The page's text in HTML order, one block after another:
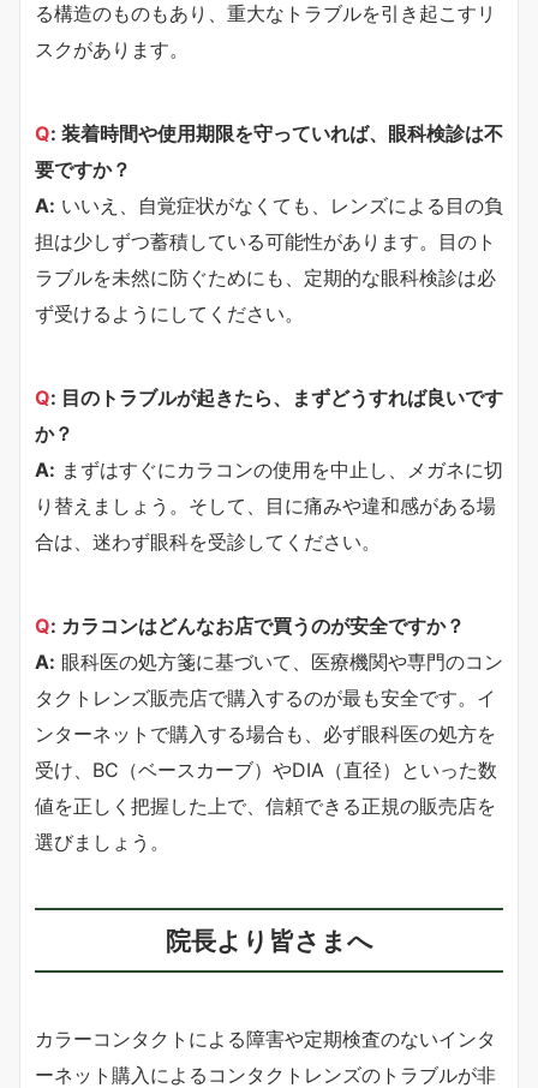
る構造のものもあり、重大なトラブルを引き起こすリ
スクがあります。
Q: 装着時間や使用期限を守っていれば、眼科検診は不
要ですか？
A: いいえ、自覚症状がなくても、レンズによる目の負
担は少しずつ蓄積している可能性があります。目のト
ラブルを未然に防ぐためにも、定期的な眼科検診は必
ず受けるようにしてください。
Q: 目のトラブルが起きたら、まずどうすれば良いです
か？
A: まずはすぐにカラコンの使用を中止し、メガネに切
り替えましょう。そして、目に痛みや違和感がある場
合は、迷わず眼科を受診してください。
Q: カラコンはどんなお店で買うのが安全ですか？
A: 眼科医の処方箋に基づいて、医療機関や専門のコン
タクトレンズ販売店で購入するのが最も安全です。イ
ンターネットで購入する場合も、必ず眼科医の処方を
受け、BC（ベースカーブ）やDIA（直径）といった数
値を正しく把握した上で、信頼できる正規の販売店を
選びましょう。
院長より皆さまへ
カラーコンタクトによる障害や定期検査のないインタ
ーネット購入によるコンタクトレンズのトラブルが非